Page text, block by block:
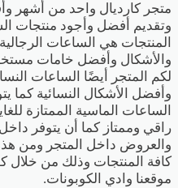
متجر كارديال واحد من أشهر
وتقديم أفضل وأجود منتجات
المنتجات هي الساعات
والأشكال وأفضل خامات
لكم المتجر أيضًا الساعات
وأفضل الأشكال النسائية كما
الساعات الماسية الممتازة
راقي وممتاز كما أن يتوفر
كافة المنتجات وذلك من خلال
موقعنا وادي الكوبونات.